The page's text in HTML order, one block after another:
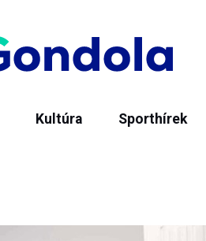
Kultúra Sporthírek